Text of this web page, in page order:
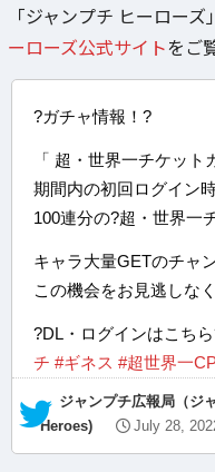
「ジャンプチ ヒーロー
ーローズ公式サイトをご
?ガチャ情報！?
「 超・世界一チケット
期間内の初回ログイン時
100連分の?超・世界一
キャラ大量GETのチャ
この機会をお見逃しな
?DL・ログインはこち
チ #ギネス #超世界一
— ジャンプチ広報局（ジャンプチ ヒーローズ公式） (@Jumputi_
Heroes)
July 28,